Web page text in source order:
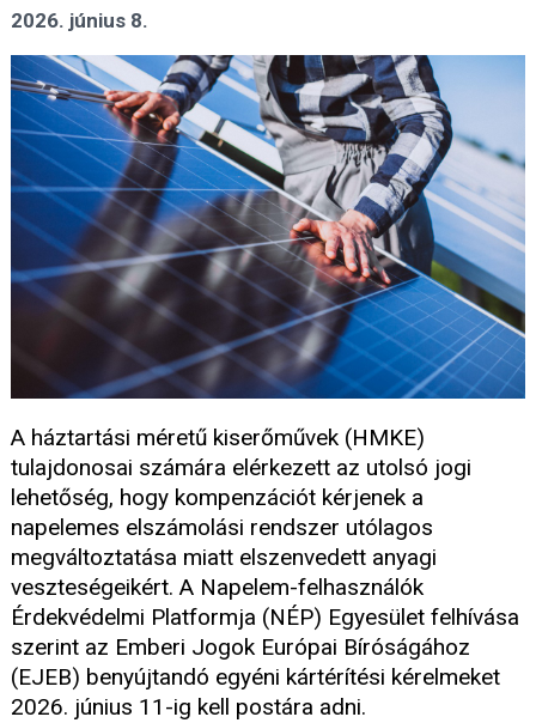
2026. június 8.
A háztartási méretű kiserőművek (HMKE)
tulajdonosai számára elérkezett az utolsó jogi
lehetőség, hogy kompenzációt kérjenek a
napelemes elszámolási rendszer utólagos
megváltoztatása miatt elszenvedett anyagi
veszteségeikért. A Napelem-felhasználók
Érdekvédelmi Platformja (NÉP) Egyesület felhívása
szerint az Emberi Jogok Európai Bíróságához
(EJEB) benyújtandó egyéni kártérítési kérelmeket
2026. június 11-ig kell postára adni.